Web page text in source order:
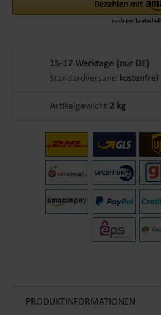
15-17 Werktage (nur DE)
Standardversand kostenfrei
Artikelgewicht 2 kg
PRODUKTINFORMATIONEN